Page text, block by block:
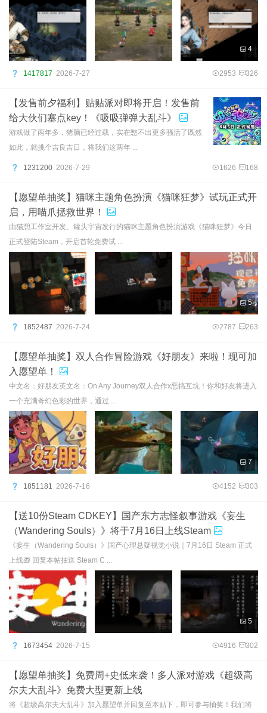
4
1417817 2026-7-27 2953 326
【发售前夕福利】贴贴派对即将开启！发售前
给大伙们塞点key！《吸吸弹弹大乱斗》
游戏做了两年多，猪脑已经过载，实在憋不出更多骚活了既然
如此，就挑个吉良吉日，将我们这两年 ...
1231200 2026-7-29 1626 168
【愿望单抽奖】猫咪主题角色扮演《猫咪狂梦》试玩正式开
启，用喵爪拯救世界！
由猫憩工作室开发、罐头宇宙发行的猫咪主题角色扮演游戏《猫咪狂梦》今日
正式登陆Steam，开启首轮免费试 ...
5
1852487 2026-7-24 2787 263
【愿望单抽奖】双人合作冒险游戏《好朋友》来啦！现可加
入愿望单！
中文名：好朋友英文名：On Any Journey双人合作x恶搞互坑！你和好友将进入
一个充满奇幻色彩的世界，通过 ...
7
1851181 2026-7-16 4152 303
【送10份Steam CDKEY】国产东方志怪叙事游戏《妄生
（Wandering Souls）》将于7月16日上线Steam
《妄生（Wandering Souls）》国产心理悬疑视觉小说｜7月16日 Steam 正式
上线🎁 回复本帖抽送 Steam C ...
5
1673454 2026-7-15 4916 302
【愿望单抽奖】免费周+史低来袭！多人派对游戏《超级高
尔夫大乱斗》免费大型更新上线
将《超级高尔夫大乱斗》加入愿望单并回复至本贴下，即可参与抽奖！我们将